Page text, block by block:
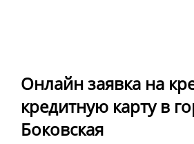
Онлайн заявка на
кредитную карту в
Боковская